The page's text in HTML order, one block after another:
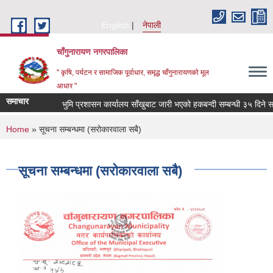
English
नेपाली
चाँगुनारायण नगरपालिका
" कृषि, पर्यटन र सामाजिक पूर्वाधार, समृद्ध चाँगुनारायणको मूल
आधार "
समाचार भुमि प्रशासन कार्यालय साँखुबाट जारी भएको हकबन्दी सम्बन्धी ३५ दिने
You are here
Home » सूचना सम्बन्धमा (सरोकारवाला सबै)
सूचना सम्बन्धमा (सरोकारवाला सबै)